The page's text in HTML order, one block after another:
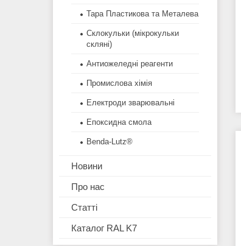
Тара Пластикова та Металева
Склокульки (мікрокульки
скляні)
Антиожеледні реагенти
Промислова хімія
Електроди зварювальні
Епоксидна смола
Benda-Lutz®
Новини
Про нас
Статті
Каталог RAL K7